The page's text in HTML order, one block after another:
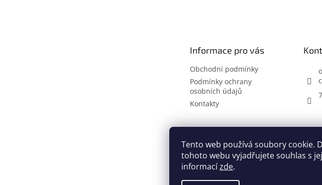
Tento web používá soubory cookie.
tohoto webu vyjadřujete souhlas s
informacízde.
Informace pro vás
Obchodní podmínky
Podmínky ochrany
osobních údajů
Kontakty